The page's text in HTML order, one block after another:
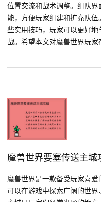
位置交流和战术调整。组队
能，方便玩家组建和扩充队
些实用技巧，玩家可以更好
战。希望本文对魔兽世界玩家
魔兽世界要塞传送主城
魔兽世界是一款备受玩家喜
可以在游戏中探索广阔的世界